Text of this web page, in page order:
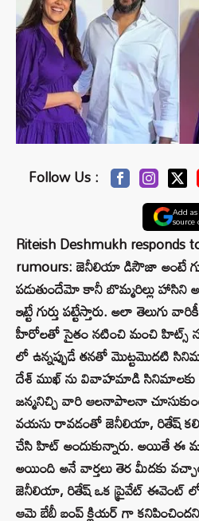
Follow Us :
Add
source
Riteish Deshmukh responds
rumours: జెనీలియా డిసౌజా అంటే
పడుతుందేమో కానీ బొమ్మరిల్లు హాసిని
ఇట్టే గుర్తు పట్టేస్తారు. అలా తెలుగు
హీరోలతో సైతం నటించి మంచి హిట్స్ ను
లో ఉన్నప్పుడే తనతో మొట్టమొదటి
దేశ్ ముఖ్ ను వివాహమాడి సినిమాలకు
జన్మనిచ్చి వారి ఆలనాపాలనా
వయసు రావడంతో జెనీలియా, రితేష్
చేసి హిట్ అందుకున్నారు. అయితే ఈ
అయింది అనే వార్తలు తెర మీదకు
జెనీలియా, రితేష్ ఒక ప్రైవేట్ ఈవెంట్
ఆమె బేబీ బంప్ క్లియర్ గా